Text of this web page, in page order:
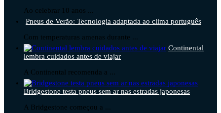
Ao celebrar 10 anos ...
Pneus de Verão: Tecnologia adaptada ao clima português
Com temperaturas amenas durante ...
Continental
lembra cuidados antes de viajar
A Continental recomenda a ...
Bridgestone testa pneus sem ar nas estradas japonesas
A Bridgestone começou a ...